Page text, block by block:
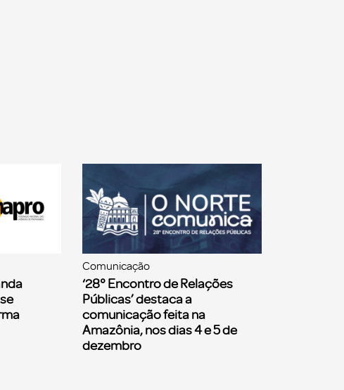
Comunicação
‘28° Encontro de Relações
Públicas’ destaca a
comunicação feita na
Amazônia, nos dias 4 e 5 de
dezembro